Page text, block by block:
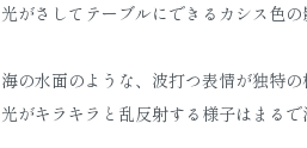
光がさしてテーブルにできるカシス色の
海の水面のような、波打つ表情が独特の
光がキラキラと乱反射する様子はまるで